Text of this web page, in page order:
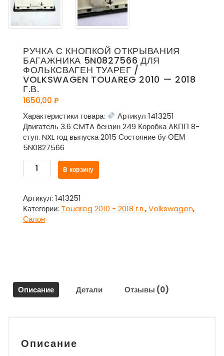
РУЧКА С КНОПКОЙ ОТКРЫВАНИЯ
БАГАЖНИКА 5N0827566 ДЛЯ
ФОЛЬКСВАГЕН ТУАРЕГ /
VOLKSWAGEN TOUAREG 2010 — 2018
Г.В.
1650,00 ₽
Характеристики товара:
Артикул 1413251
Двигатель 3.6 CMTA бензин 249 Коробка AКПП 8-
ступ. NXL год выпуска 2015 Состояние бу ОЕМ
5N0827566
Количество
товара
с
кнопкой
открывания
/
Volkswagen
г.в.
В корзину
Артикул: 1413251
Категории: Touareg 2010 - 2018 г.в.,Volkswagen,
Салон
Описание Детали Отзывы (0)
Описание